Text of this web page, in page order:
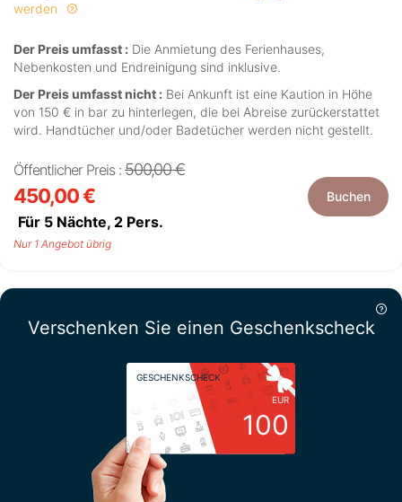
werden
Der Preis umfasst : Die Anmietung des Ferienhauses,
Nebenkosten und Endreinigung sind inklusive.
Der Preis umfasst nicht : Bei Ankunft ist eine Kaution in Höhe
von 150 € in bar zu hinterlegen, die bei Abreise zurückerstattet
wird. Handtücher und/oder Badetücher werden nicht gestellt.
Öffentlicher Preis : 500,00 €
450,00 €
Für 5 Nächte, 2 Pers.
Buchen
Nur 1 Angebot übrig
Verschenken Sie einen Geschenkscheck
GESCHENKSCHECK
EUR
100